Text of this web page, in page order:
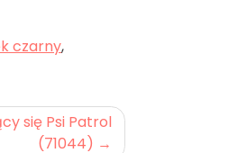
czarny,
się Psi Patrol
(71044)